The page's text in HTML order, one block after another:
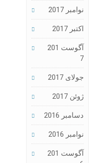
نوامبر 2017
اکتبر 2017
آگوست 201
7
جولای 2017
ژوئن 2017
دسامبر 2016
نوامبر 2016
آگوست 201